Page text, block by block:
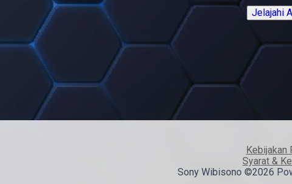
Jelajahi
Kebijakan
Syarat &
Sony Wibisono ©2026